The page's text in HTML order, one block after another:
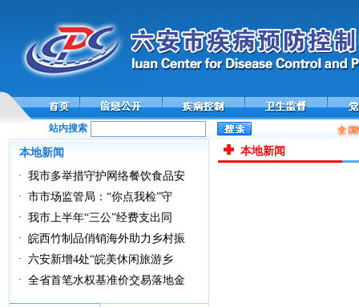
站内搜索 全国
本地新闻
· 我市多举措守护网络餐饮食品安
· 市市场监管局：“你点我检”守
· 我市上半年“三公”经费支出同
· 皖西竹制品俏销海外助力乡村振
· 六安新增4处“皖美休闲旅游乡
· 全省首笔水权基准价交易落地金
本地新闻